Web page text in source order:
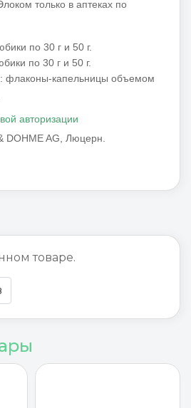
только в аптеках по
по 30 г и 50 г.
по 30 г и 50 г.
флаконы-капельницы объемом
авторизации
DOHME AG, Люцерн.
товаре.